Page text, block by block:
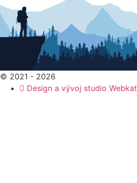
© 2021 - 2026
Design a vývoj studio Webkat